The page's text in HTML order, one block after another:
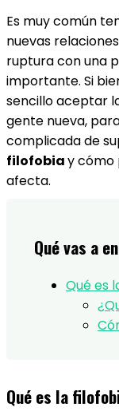
Es muy común
nuevas
ruptura con una
importante. Si
sencillo aceptar
gente nueva,
complicada de
filofobiay cómo
afecta.
Qué vas a
Qué es
Qué es la